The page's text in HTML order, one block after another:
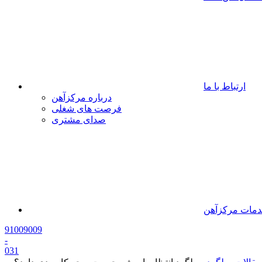
ارتباط با ما
درباره مرکزآهن
فرصت های شغلی
صدای مشتری
مرکزآهن
91009009
-
031